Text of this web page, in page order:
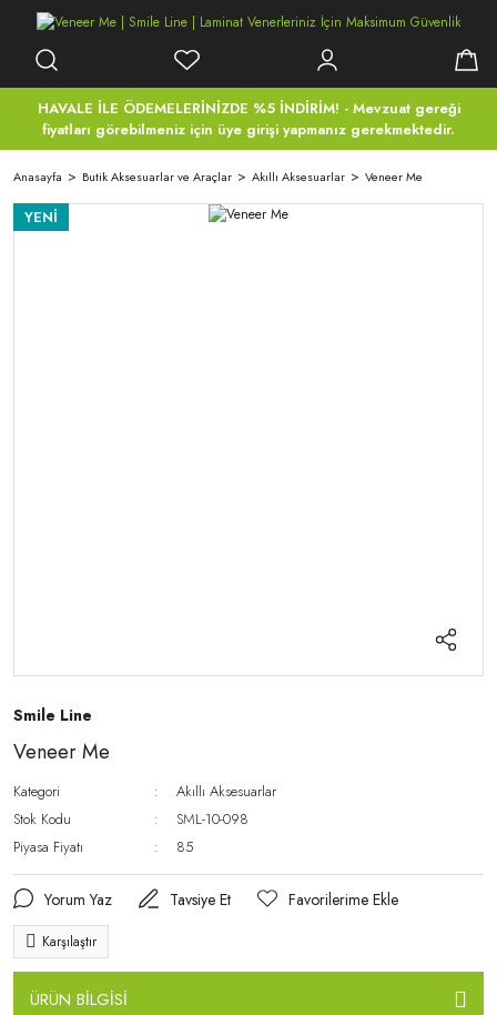
HAVALE İLE ÖDEMELERİNİZDE %5 İNDİRİM! - Mevzuat gereği
fiyatları görebilmeniz için üye girişi yapmanız gerekmektedir.
Anasayfa Butik Aksesuarlar ve Araçlar Akıllı Aksesuarlar Veneer Me
YENİ
Smile Line
Veneer Me
Kategori
Akıllı Aksesuarlar
Stok Kodu
SML-10-098
Piyasa Fiyatı
85
Yorum Yaz Tavsiye Et
Karşılaştır
ÜRÜN BİLGİSİ